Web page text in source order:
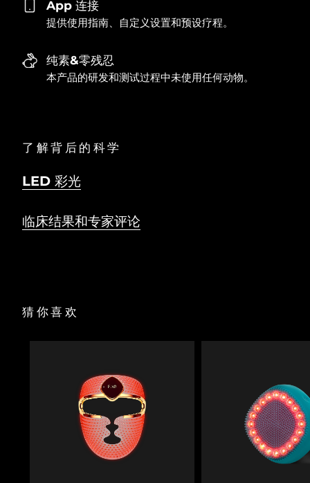
App 连接
提供使用指南、自定义设置和预设疗程。
纯素&零残忍
本产品的研发和测试过程中未使用任何动物。
了解背后的科学
LED 彩光
临床结果和专家评论
猜你喜欢